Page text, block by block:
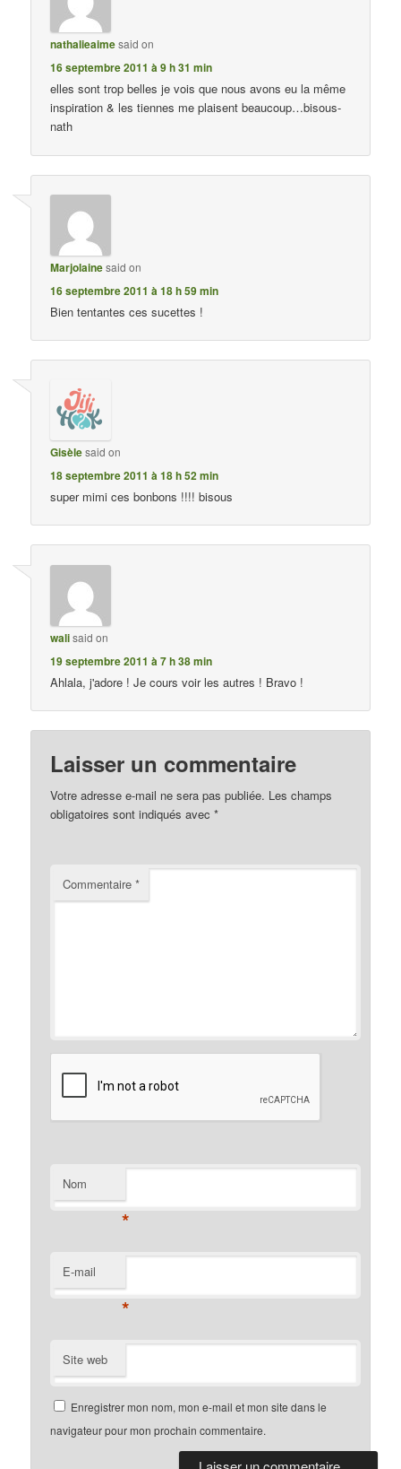
nathalieaimesaid on
16 septembre 2011 à 9 h 31 min
elles sont trop belles je vois que nous avons eu la même
inspiration & les tiennes me plaisent beaucoup…bisous-
nath
Marjolainesaid on
16 septembre 2011 à 18 h 59 min
Bien tentantes ces sucettes !
Gisèlesaid on
18 septembre 2011 à 18 h 52 min
super mimi ces bonbons !!!! bisous
walisaid on
19 septembre 2011 à 7 h 38 min
Ahlala, j'adore ! Je cours voir les autres ! Bravo !
Laisser un commentaire
Votre adresse e-mail ne sera pas publiée. Les champs
obligatoires sont indiqués avec*
Commentaire*
Nom
*
E-mail
*
Site web
Enregistrer mon nom, mon e-mail et mon site dans le
navigateur pour mon prochain commentaire.